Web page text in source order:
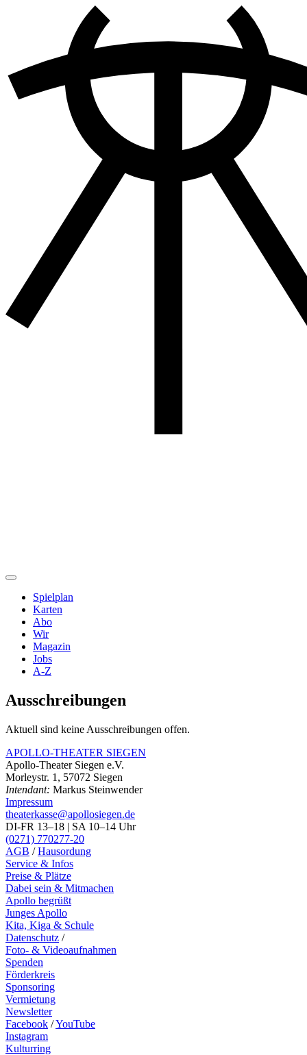
Spielplan
Karten
Abo
Wir
Magazin
Jobs
A-Z
Ausschreibungen
Aktuell sind keine Ausschreibungen offen.
APOLLO-THEATER SIEGEN
Apollo-Theater Siegen e.V.
Morleystr. 1, 57072 Siegen
Intendant: Markus Steinwender
Impressum
theaterkasse@apollosiegen.de
DI-FR 13–18 | SA 10–14 Uhr
(0271) 770277-20
AGB /Hausordung
Service & Infos
Preise & Plätze
Dabei sein & Mitmachen
Apollo begrüßt
Junges Apollo
Kita, Kiga & Schule
Datenschutz /
Foto- & Videoaufnahmen
Spenden
Förderkreis
Sponsoring
Vermietung
Newsletter
Facebook /YouTube
Instagram
Kulturring